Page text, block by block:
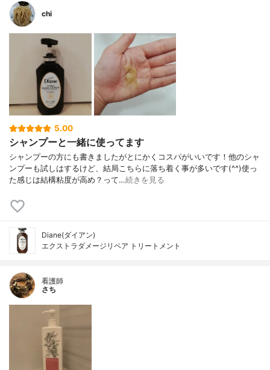
chi
5.00
シャンプーと一緒に使ってます
シャンプーの方にも書きましたがとにかくコスパがいいです！他のシャ
ンプーも試しはするけど、結局こちらに落ち着く事が多いです(^^)使っ
た感じは結構粘度が高め？って…続きを見る
Diane(ダイアン)
エクストラダメージリペア トリートメント
看護師
さち